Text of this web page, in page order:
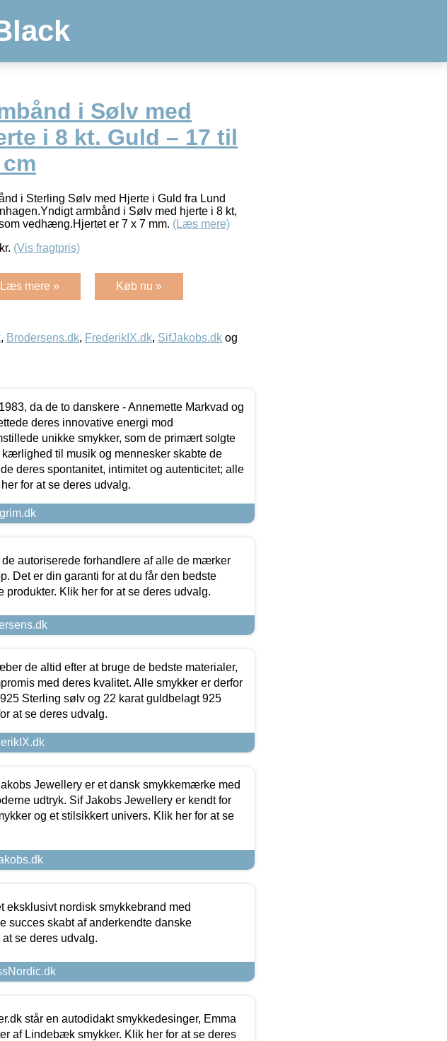
i Sølv med
i 8 kt. Guld – 17 til
i Sterling Sølv med Hjerte i Guld fra Lund
armbånd i Sølv med hjerte i 8 kt,
vedhæng.Hjertet er 7 x 7 mm. (Læs mere)
kr. (Vis fragtpris)
Læs mere » Køb nu »
, Brodersens.dk, FrederikIX.dk, SifJakobs.dk og
da de to danskere - Annemette Markvad og
deres innovative energi mod
unikke smykker, som de primært solgte
kærlighed til musik og mennesker skabte de
deres spontanitet, intimitet og autenticitet; alle
for at se deres udvalg.
autoriserede forhandlere af alle de mærker
Det er din garanti for at du får den bedste
produkter. Klik her for at se deres udvalg.
de altid efter at bruge de bedste materialer,
med deres kvalitet. Alle smykker er derfor
Sterling sølv og 22 karat guldbelagt 925
at se deres udvalg.
Jewellery er et dansk smykkemærke med
udtryk. Sif Jakobs Jewellery er kendt for
og et stilsikkert univers. Klik her for at se
eksklusivt nordisk smykkebrand med
succes skabt af anderkendte danske
se deres udvalg.
står en autodidakt smykkedesinger, Emma
af Lindebæk smykker. Klik her for at se deres